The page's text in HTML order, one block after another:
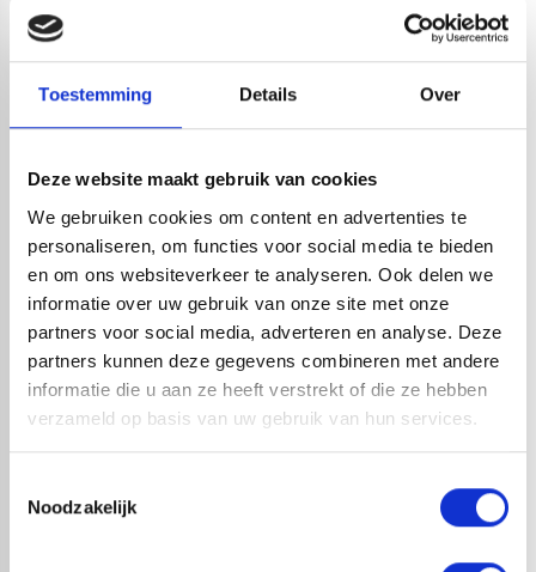
Toestemming Details Over
Deze website maakt gebruik van cookies
We gebruiken cookies om content en advertenties te
personaliseren, om functies voor social media te bieden
en om ons websiteverkeer te analyseren. Ook delen we
informatie over uw gebruik van onze site met onze
partners voor social media, adverteren en analyse. Deze
partners kunnen deze gegevens combineren met andere
informatie die u aan ze heeft verstrekt of die ze hebben
verzameld op basis van uw gebruik van hun services.
Noodzakelijk
A-merk met KOMO® keurmerk
check_circle Leverancier met expertise in EPDM-verwerking
check_circle40+ RedFox® dealers in NL
HANDIG OM ER BIJ TE KOPEN
CONTACTLIJM AFMETING 2,44
X 10,00 METER MET
CONTACTLIJM AFMETING 2,44